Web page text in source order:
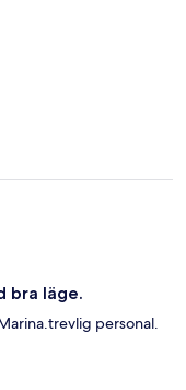
bra läge.
personal.